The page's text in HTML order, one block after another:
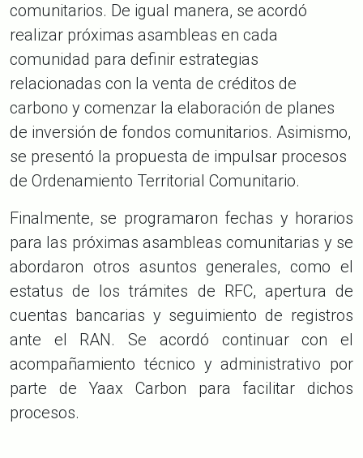
comunitarios. De igual manera, se acordó
realizar próximas asambleas en cada
comunidad para definir estrategias
relacionadas con la venta de créditos de
carbono y comenzar la elaboración de planes
de inversión de fondos comunitarios. Asimismo,
se presentó la propuesta de impulsar procesos
de Ordenamiento Territorial Comunitario.
Finalmente, se programaron fechas y horarios
para las próximas asambleas comunitarias y se
abordaron otros asuntos generales, como el
estatus de los trámites de RFC, apertura de
cuentas bancarias y seguimiento de registros
ante el RAN. Se acordó continuar con el
acompañamiento técnico y administrativo por
parte de Yaax Carbon para facilitar dichos
procesos.